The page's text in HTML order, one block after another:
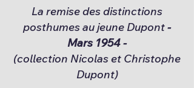
La remise des distinctions
posthumes au jeune Dupont-
Mars 1954 -
(collection Nicolas et Christophe
Dupont)